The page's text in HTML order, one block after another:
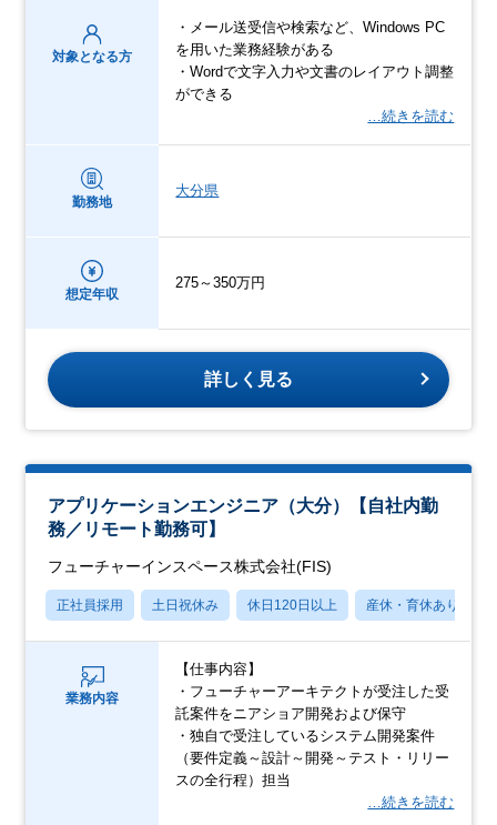
対象となる方
・メール送受信や検索など、Windows PC
を用いた業務経験がある
・Wordで文字入力や文書のレイアウト調整
ができる
…続きを読む
勤務地
大分県
想定年収
275～350万円
詳しく見る
アプリケーションエンジニア（大分）【自社内勤
務／リモート勤務可】
フューチャーインスペース株式会社(FIS)
正社員採用 土日祝休み 休日120日以上 産休・育休あり
業務内容
【仕事内容】
・フューチャーアーキテクトが受注した受
託案件をニアショア開発および保守
・独自で受注しているシステム開発案件
（要件定義～設計～開発～テスト・リリー
スの全行程）担当
…続きを読む